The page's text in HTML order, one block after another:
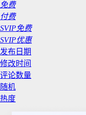
免费
付费
SVIP免费
SVIP优惠
发布日期
修改时间
评论数量
随机
热度